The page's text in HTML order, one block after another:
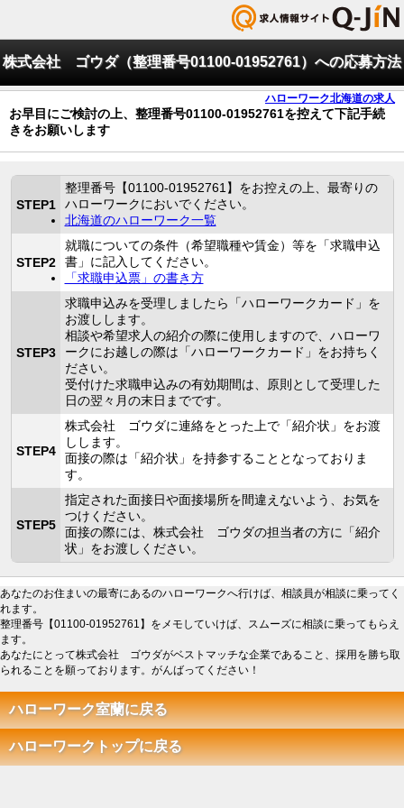
株式会社 ゴウダ（整理番号01100-01952761）への応募方法
ハローワーク北海道の求人
お早目にご検討の上、整理番号01100-01952761を控えて下記手続
きをお願いします
STEP1
整理番号【01100-01952761】をお控えの上、最寄りの
ハローワークにおいでください。
北海道のハローワーク一覧
STEP2
就職についての条件（希望職種や賃金）等を「求職申込
書」に記入してください。
「求職申込票」の書き方
STEP3
求職申込みを受理しましたら「ハローワークカード」を
お渡しします。
相談や希望求人の紹介の際に使用しますので、ハローワ
ークにお越しの際は「ハローワークカード」をお持ちく
ださい。
受付けた求職申込みの有効期間は、原則として受理した
日の翌々月の末日までです。
STEP4
株式会社 ゴウダに連絡をとった上で「紹介状」をお渡
しします。
面接の際は「紹介状」を持参することとなっておりま
す。
STEP5
指定された面接日や面接場所を間違えないよう、お気を
つけください。
面接の際には、株式会社 ゴウダの担当者の方に「紹介
状」をお渡しください。
あなたのお住まいの最寄にあるのハローワークへ行けば、相談員が相談に乗ってく
れます。
整理番号【01100-01952761】をメモしていけば、スムーズに相談に乗ってもらえ
ます。
あなたにとって株式会社 ゴウダがベストマッチな企業であること、採用を勝ち取
られることを願っております。がんばってください！
ハローワーク室蘭に戻る
ハローワークトップに戻る